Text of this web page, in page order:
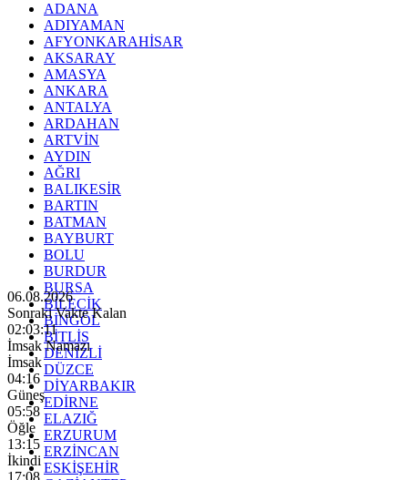
ADANA
ADIYAMAN
AFYONKARAHİSAR
AKSARAY
AMASYA
ANKARA
ANTALYA
ARDAHAN
ARTVİN
AYDIN
AĞRI
BALIKESİR
BARTIN
BATMAN
BAYBURT
BOLU
BURDUR
BURSA
BİLECİK
BİNGÖL
BİTLİS
DENİZLİ
DÜZCE
DİYARBAKIR
EDİRNE
ELAZIĞ
ERZURUM
ERZİNCAN
ESKİŞEHİR
06.08.2026
Sonraki Vakte Kalan
02:03:09
İmsak Namazı
İmsak
04:16
Güneş
05:58
Öğle
13:15
İkindi
17:08